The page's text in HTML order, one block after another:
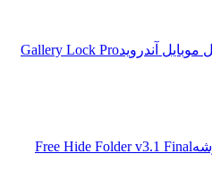
آندروید Gallery Lock Pro
Free Hide Folder v3.1